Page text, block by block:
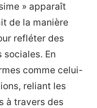
» apparaît
de la manière
refléter des
En
comme celui-
reliant les
à travers des